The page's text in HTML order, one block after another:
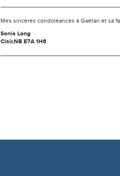
Mes sincères condoléances à Gaétan et sa
Sonia Long
Clair,NB E7A 1H6